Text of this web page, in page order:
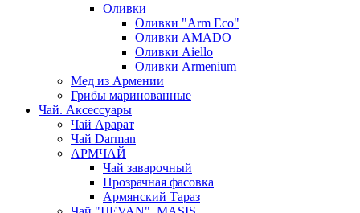
Оливки
Оливки "Arm Eco"
Оливки AMADO
Оливки Aiello
Оливки Armenium
Мед из Армении
Грибы маринованные
Чай. Аксессуары
Чай Арарат
Чай Darman
АРМЧАЙ
Чай заварочный
Прозрачная фасовка
Армянский Тараз